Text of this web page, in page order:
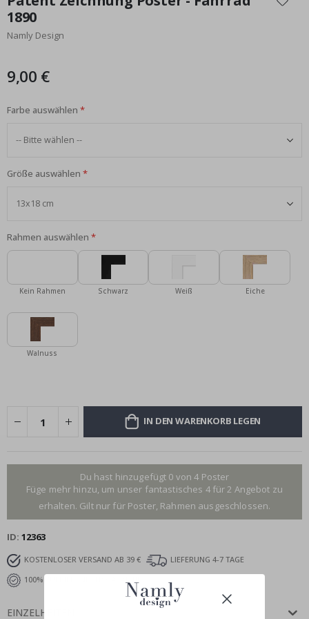
der
Bildgalerie
springen
1890
Namly Design
9,00 €
Farbe auswählen
Größe auswählen
Rahmen auswählen
Kein Rahmen Schwarz Weiß Eiche
Walnuss
IN DEN WARENKORB LEGEN
Du hast hinzugefügt 0 von 4 Poster
Füge mehr hinzu, um unser fantastisches 4 für 2 Angebot zu
erhalten. Gilt nur für Poster, Rahmen ausgeschlossen.
ID 12363
KOSTENLOSER VERSAND AB 39 €
LIEFERUNG 4-7 TAGE
100% ZUFRIEDENHEITSGARANTIE
EINZELHEITEN